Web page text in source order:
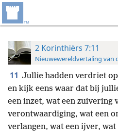
2 Korinthiërs 7:11
Nieuwewereldvertaling van
11 Jullie hadden verdriet
en kijk eens waar dat bij
een inzet, wat een zuivering
verontwaardiging, wat een
verlangen, wat een ijver,